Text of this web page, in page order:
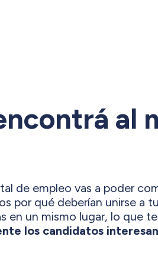
al
de empleo vas a poder
por qué deberían unirse a
en un mismo lugar, lo que
los candidatos